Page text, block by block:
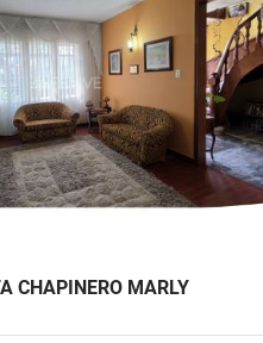
CHAPINERO MARLY